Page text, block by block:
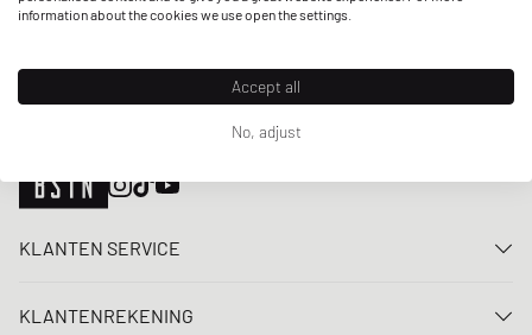
KLANTEN SERVICE
FAQ
KLANTENREKENING
information about the cookies we use open the settings.
Accept all
No, adjust